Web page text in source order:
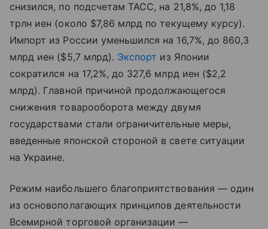
снизился, по подсчетам ТАСС, на 21,8%, до 1,18
трлн иен (около $7,86 млрд по текущему курсу).
Импорт из России уменьшился на 16,7%, до 860,3
млрд иен ($5,7 млрд). Экспорт из Японии
сократился на 17,2%, до 327,6 млрд иен ($2,2
млрд). Главной причиной продолжающегося
снижения товарооборота между двумя
государствами стали ограничительные меры,
введенные японской стороной в свете ситуации
на Украине.
Режим наибольшего благоприятствования — один
из основополагающих принципов деятельности
Всемирной торговой организации —